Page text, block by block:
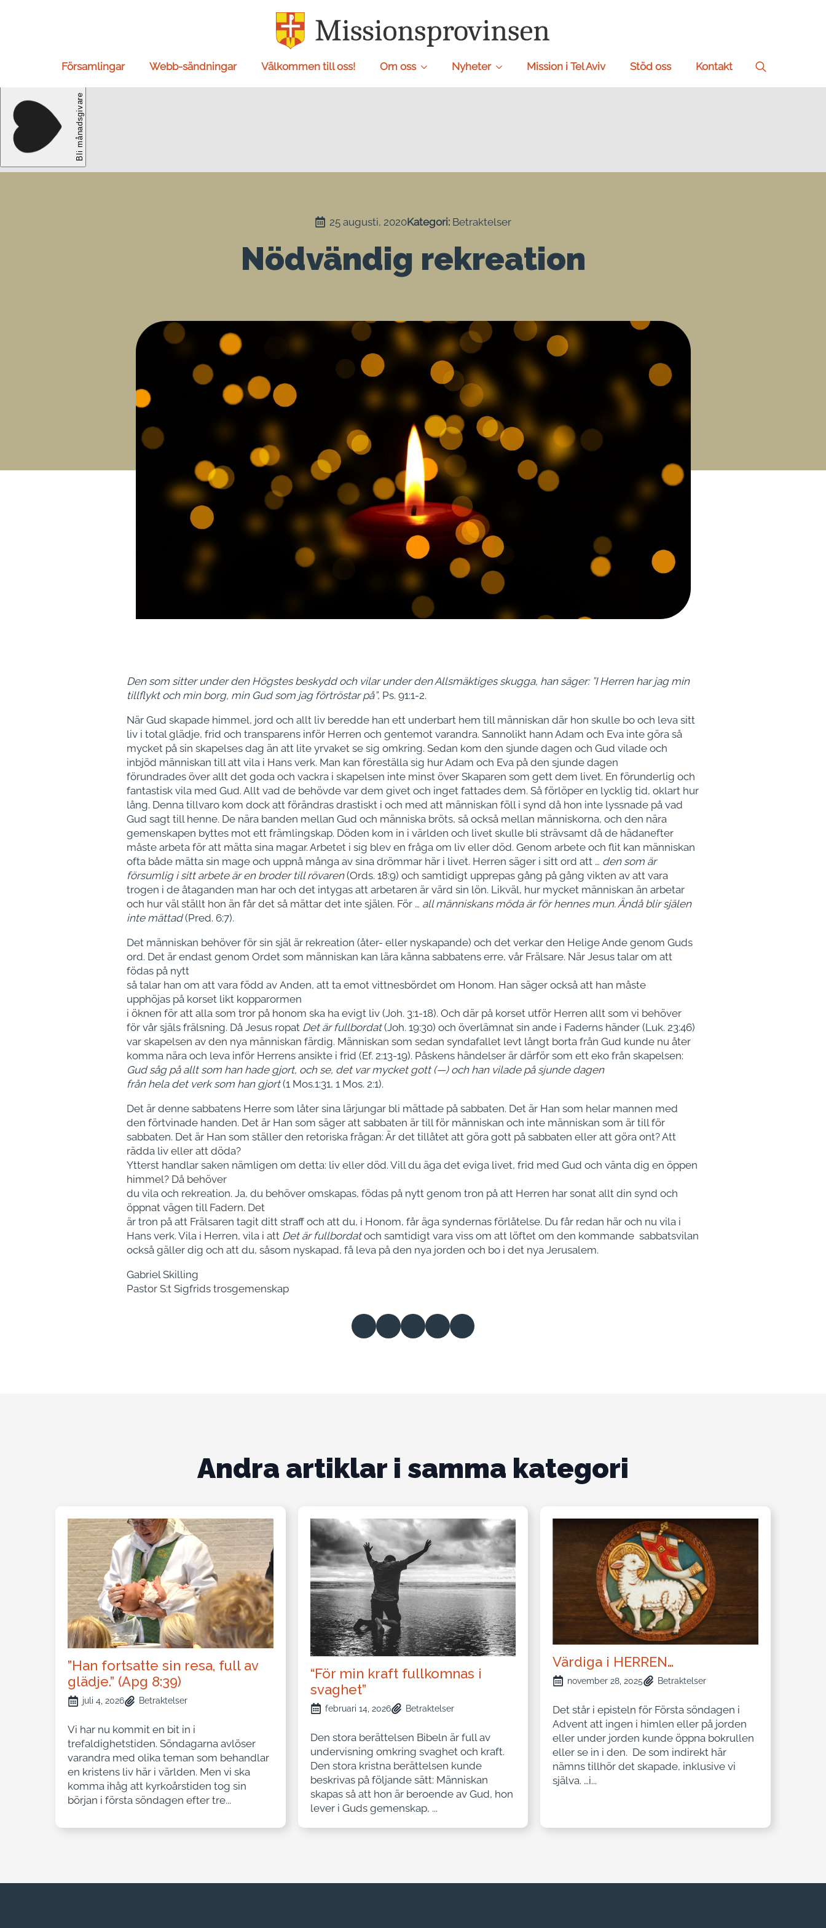
Församlingar Webb-sändningar Välkommen till oss! Om oss Nyheter Mission i Tel Aviv Stöd oss
Kontakt
Search
25 augusti, 2020Kategori: Betraktelser
Nödvändig rekreation
Den som sitter under den Högstes beskydd och vilar under den Allsmäktiges skugga, han säger: ”I Herren har jag min
tillflykt och min borg, min Gud som jag förtröstar på”, Ps. 91:1-2.
När Gud skapade himmel, jord och allt liv beredde han ett underbart hem till människan där hon skulle bo och leva sitt
liv i total glädje, frid och transparens inför Herren och gentemot varandra. Sannolikt hann Adam och Eva inte göra så
mycket på sin skapelses dag än att lite yrvaket se sig omkring. Sedan kom den sjunde dagen och Gud vilade och
inbjöd människan till att vila i Hans verk. Man kan föreställa sig hur Adam och Eva på den sjunde dagen
förundrades över allt det goda och vackra i skapelsen inte minst över Skaparen som gett dem livet. En förunderlig och
fantastisk vila med Gud. Allt vad de behövde var dem givet och inget fattades dem. Så förlöper en lycklig tid, oklart hur
lång. Denna tillvaro kom dock att förändras drastiskt i och med att människan föll i synd då hon inte lyssnade på vad
Gud sagt till henne. De nära banden mellan Gud och människa bröts, så också mellan människorna, och den nära
gemenskapen byttes mot ett främlingskap. Döden kom in i världen och livet skulle bli strävsamt då de hädanefter
måste arbeta för att mätta sina magar. Arbetet i sig blev en fråga om liv eller död. Genom arbete och flit kan människan
ofta både mätta sin mage och uppnå många av sina drömmar här i livet. Herren säger i sitt ord att … den som är
försumlig i sitt arbete är en broder till rövaren(Ords. 18:9) och samtidigt upprepas gång på gång vikten av att vara
trogen i de åtaganden man har och det intygas att arbetaren är värd sin lön. Likväl, hur mycket människan än arbetar
och hur väl ställt hon än får det så mättar det inte själen. För … all människans möda är för hennes mun. Ändå blir själen
inte mättad(Pred. 6:7).
Det människan behöver för sin själ är rekreation (åter- eller nyskapande) och det verkar den Helige Ande genom Guds
ord. Det är endast genom Ordet som människan kan lära känna sabbatens erre, vår Frälsare. När Jesus talar om att
födas på nytt
så talar han om att vara född av Anden, att ta emot vittnesbördet om Honom. Han säger också att han måste
upphöjas på korset likt kopparormen
i öknen för att alla som tror på honom ska ha evigt liv (Joh. 3:1-18). Och där på korset utför Herren allt som vi behöver
för vår själs frälsning. Då Jesus ropat Det är fullbordat(Joh. 19:30) och överlämnat sin ande i Faderns händer (Luk. 23:46)
var skapelsen av den nya människan färdig. Människan som sedan syndafallet levt långt borta från Gud kunde nu åter
komma nära och leva inför Herrens ansikte i frid (Ef. 2:13-19). Påskens händelser är därför som ett eko från skapelsen:
Gud såg på allt som han hade gjort, och se, det var mycket gott (—) och han vilade på sjunde dagen
från hela det verk som han gjort(1 Mos.1:31, 1 Mos. 2:1).
Det är denne sabbatens Herre som låter sina lärjungar bli mättade på sabbaten. Det är Han som helar mannen med
den förtvinade handen. Det är Han som säger att sabbaten är till för människan och inte människan som är till för
sabbaten. Det är Han som ställer den retoriska frågan: Är det tillåtet att göra gott på sabbaten eller att göra ont? Att
rädda liv eller att döda?
Ytterst handlar saken nämligen om detta: liv eller död. Vill du äga det eviga livet, frid med Gud och vänta dig en öppen
himmel? Då behöver
du vila och rekreation. Ja, du behöver omskapas, födas på nytt genom tron på att Herren har sonat allt din synd och
öppnat vägen till Fadern. Det
är tron på att Frälsaren tagit ditt straff och att du, i Honom, får äga syndernas förlåtelse. Du får redan här och nu vila i
Hans verk. Vila i Herren, vila i att Det är fullbordatoch samtidigt vara viss om att löftet om den kommande sabbatsvilan
också gäller dig och att du, såsom nyskapad, få leva på den nya jorden och bo i det nya Jerusalem.
Gabriel Skilling
Pastor S:t Sigfrids trosgemenskap
Andra artiklar i samma kategori
”Han fortsatte sin resa, full av
glädje.” (Apg 8:39)
juli 4, 2026 Betraktelser
Vi har nu kommit en bit in i
trefaldighetstiden. Söndagarna avlöser
varandra med olika teman som behandlar
en kristens liv här i världen. Men vi ska
komma ihåg att kyrkoårstiden tog sin
början i första söndagen efter tre...
“För min kraft fullkomnas i
svaghet”
februari 14, 2026 Betraktelser
Den stora berättelsen Bibeln är full av
undervisning omkring svaghet och kraft.
Den stora kristna berättelsen kunde
beskrivas på följande sätt: Människan
skapas så att hon är beroende av Gud, hon
lever i Guds gemenskap, ...
Värdiga i HERREN…
november 28, 2025 Betraktelser
Det står i episteln för Första söndagen i
Advent att ingen i himlen eller på jorden
eller under jorden kunde öppna bokrullen
eller se in i den. De som indirekt här
nämns tillhör det skapade, inklusive vi
själva. …i...